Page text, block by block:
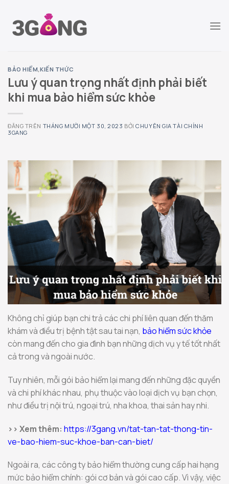
đến
BẢO HIỂM,KIẾN THỨC
Lưu ý quan trọng nhất định phải biết
khi mua bảo hiểm sức khỏe
ĐĂNG TRÊN THÁNG MƯỜI MỘT 30, 2023 BỞICHUYÊN GIA TÀI CHÍNH
3GANG
Không chỉ giúp bạn chi trả các chi phí liên quan đến thăm
khám và điều trị bệnh tật sau tai nạn, bảo hiểm sức khỏe
còn mang đến cho gia đình bạn những dịch vụ y tế tốt nhất
cả trong và ngoài nước.
Tuy nhiên, mỗi gói bảo hiểm lại mang đến những đặc quyền
và chi phí khác nhau, phụ thuộc vào loại dịch vụ bạn chọn,
như điều trị nội trú, ngoại trú, nha khoa, thai sản hay nhi.
>> Xem thêm: https://3gang.vn/tat-tan-tat-thong-tin-
ve-bao-hiem-suc-khoe-ban-can-biet/
Ngoài ra, các công ty bảo hiểm thường cung cấp hai hạng
mức bảo hiểm chính: gói cơ bản và gói cao cấp. Vì vậy, việc